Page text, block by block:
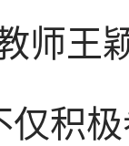
师王
仅积